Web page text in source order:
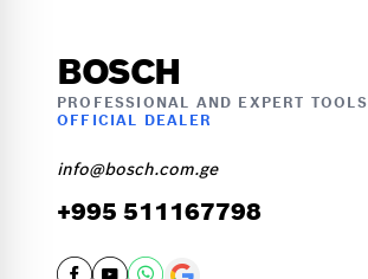
BOSCH
PROFESSIONAL AND EXPERT TOOLS
OFFICIAL DEALER
info@bosch.com.ge
+995 511167798